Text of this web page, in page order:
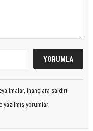
imalar, inançlara saldırı
yorumlar